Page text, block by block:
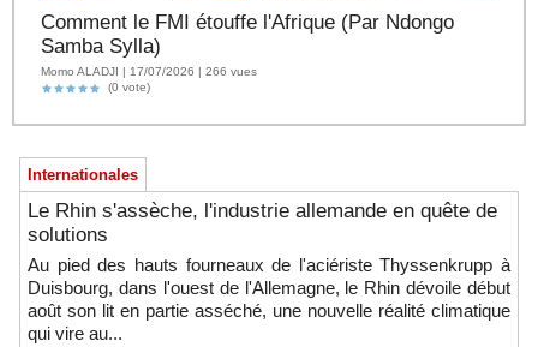
Comment le FMI étouffe l'Afrique (Par Ndongo
Samba Sylla)
Momo ALADJI | 17/07/2026 | 266 vues
(0 vote)
Internationales
Le Rhin s'assèche, l'industrie allemande en quête de
solutions
Au pied des hauts fourneaux de l'aciériste Thyssenkrupp à
Duisbourg, dans l'ouest de l'Allemagne, le Rhin dévoile début
août son lit en partie asséché, une nouvelle réalité climatique
qui vire au...